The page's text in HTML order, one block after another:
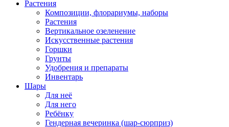
Растения
Композиции, флорариумы, наборы
Растения
Вертикальное озеленение
Искусственные растения
Горшки
Грунты
Удобрения и препараты
Инвентарь
Шары
Для неё
Для него
Ребёнку
Гендерная вечеринка (шар-сюрприз)